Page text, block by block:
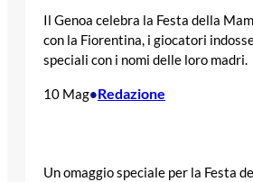
Il Genoa celebra la Festa della
con la Fiorentina, i giocatori
speciali con i nomi delle loro madri.
10 Mag•Redazione
Un omaggio speciale per la Festa